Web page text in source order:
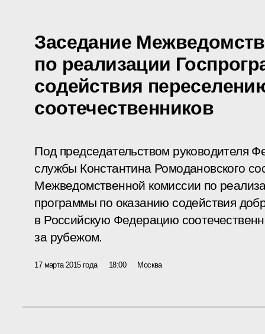
Заседание
по реализации
содействия
соотечественников
Под председательством руководителя
службы Константина Ромодановского
Межведомственной комиссии по
программы по оказанию содействия
в Российскую Федерацию
за рубежом.
17 марта 2015 года 18:00 Москва